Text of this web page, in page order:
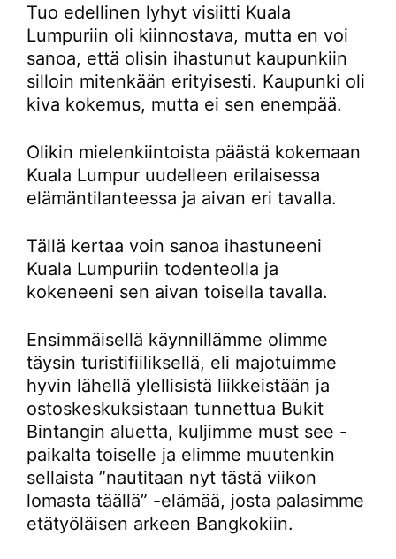
Tuo edellinen lyhyt visiitti Kuala
Lumpuriin oli kiinnostava, mutta en voi
sanoa, että olisin ihastunut kaupunkiin
silloin mitenkään erityisesti. Kaupunki oli
kiva kokemus, mutta ei sen enempää.
Olikin mielenkiintoista päästä kokemaan
Kuala Lumpur uudelleen erilaisessa
elämäntilanteessa ja aivan eri tavalla.
Tällä kertaa voin sanoa ihastuneeni
Kuala Lumpuriin todenteolla ja
kokeneeni sen aivan toisella tavalla.
Ensimmäisellä käynnillämme olimme
täysin turistifiiliksellä, eli majotuimme
hyvin lähellä ylellisistä liikkeistään ja
ostoskeskuksistaan tunnettua Bukit
Bintangin aluetta, kuljimme must see -
paikalta toiselle ja elimme muutenkin
sellaista ”nautitaan nyt tästä viikon
lomasta täällä” -elämää, josta palasimme
etätyöläisen arkeen Bangkokiin.